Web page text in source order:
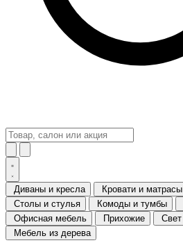
Диваны и кресла Кровати и матрасы
Столы и стулья
Комоды и тумбы
Офисная мебель
Прихожие Свет
Мебель из дерева